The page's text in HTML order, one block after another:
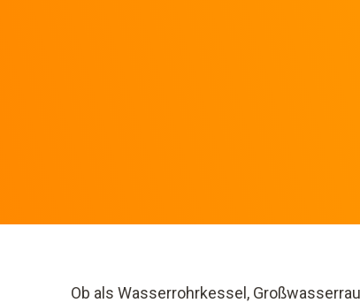
Ob als Wasserrohrkessel,